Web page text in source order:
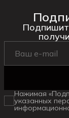
Нажимая
указанных